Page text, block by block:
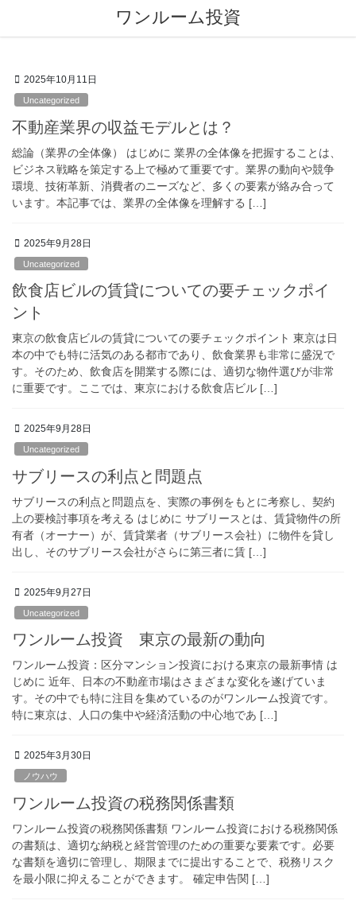
テ
ゲ
ワンルーム投資
ワンルームは詐欺？を検証
３０年もった結果は？ 元銀行支店長の重い言葉
2025年10月11日
Uncategorized
不動産業界の収益モデルとは？
総論（業界の全体像） はじめに 業界の全体像を把握することは、
ビジネス戦略を策定する上で極めて重要です。業界の動向や競争
環境、技術革新、消費者のニーズなど、多くの要素が絡み合って
います。本記事では、業界の全体像を理解する […]
2025年9月28日
Uncategorized
飲食店ビルの賃貸についての要チェックポイ
ント
東京の飲食店ビルの賃貸についての要チェックポイント 東京は日
本の中でも特に活気のある都市であり、飲食業界も非常に盛況で
す。そのため、飲食店を開業する際には、適切な物件選びが非常
に重要です。ここでは、東京における飲食店ビル […]
2025年9月28日
Uncategorized
サブリースの利点と問題点
サブリースの利点と問題点を、実際の事例をもとに考察し、契約
上の要検討事項を考える はじめに サブリースとは、賃貸物件の所
有者（オーナー）が、賃貸業者（サブリース会社）に物件を貸し
出し、そのサブリース会社がさらに第三者に賃 […]
2025年9月27日
Uncategorized
ワンルーム投資 東京の最新の動向
ワンルーム投資：区分マンション投資における東京の最新事情 は
じめに 近年、日本の不動産市場はさまざまな変化を遂げていま
す。その中でも特に注目を集めているのがワンルーム投資です。
特に東京は、人口の集中や経済活動の中心地であ […]
2025年3月30日
ノウハウ
ワンルーム投資の税務関係書類
ワンルーム投資の税務関係書類 ワンルーム投資における税務関係
の書類は、適切な納税と経営管理のための重要な要素です。必要
な書類を適切に管理し、期限までに提出することで、税務リスク
を最小限に抑えることができます。 確定申告関 […]